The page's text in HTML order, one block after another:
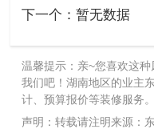
清爽了..
下一个：暂无数据
温馨提示：亲~您喜欢这
我们吧！湖南地区的业主
计、预算报价等装修服务。
声明：转载请注明来源：